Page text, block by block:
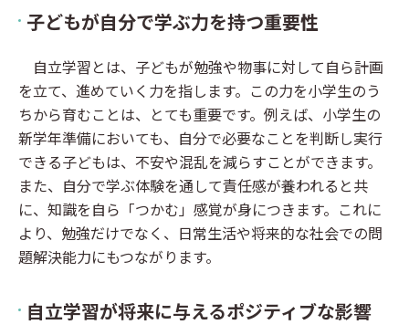
子どもが自分で学ぶ力を持つ重要性
自立学習とは、子どもが勉強や物事に対して自ら計画
を立て、進めていく力を指します。この力を小学生のう
ちから育むことは、とても重要です。例えば、小学生の
新学年準備においても、自分で必要なことを判断し実行
できる子どもは、不安や混乱を減らすことができます。
また、自分で学ぶ体験を通して責任感が養われると共
に、知識を自ら「つかむ」感覚が身につきます。これに
より、勉強だけでなく、日常生活や将来的な社会での問
題解決能力にもつながります。
自立学習が将来に与えるポジティブな影響